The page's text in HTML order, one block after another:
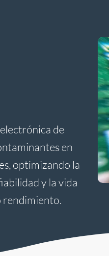
de
en
optimizando la
y la vida
rendimiento.